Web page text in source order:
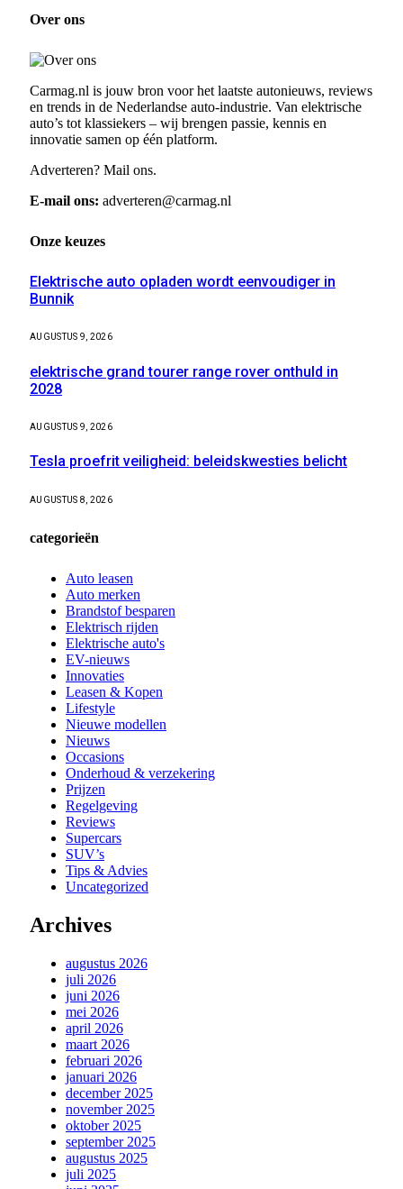
Over ons
Carmag.nl is jouw bron voor het laatste autonieuws, reviews
en trends in de Nederlandse auto-industrie. Van elektrische
auto’s tot klassiekers – wij brengen passie, kennis en
innovatie samen op één platform.
Adverteren? Mail ons.
E-mail ons: adverteren@carmag.nl
Onze keuzes
Elektrische auto opladen wordt eenvoudiger in
Bunnik
AUGUSTUS 9, 2026
elektrische grand tourer range rover onthuld in
2028
AUGUSTUS 9, 2026
Tesla proefrit veiligheid: beleidskwesties belicht
AUGUSTUS 8, 2026
categorieën
Auto leasen
Auto merken
Brandstof besparen
Elektrisch rijden
Elektrische auto's
EV-nieuws
Innovaties
Leasen & Kopen
Lifestyle
Nieuwe modellen
Nieuws
Occasions
Onderhoud & verzekering
Prijzen
Regelgeving
Reviews
Supercars
SUV’s
Tips & Advies
Uncategorized
Archives
augustus 2026
juli 2026
juni 2026
mei 2026
april 2026
maart 2026
februari 2026
januari 2026
december 2025
november 2025
oktober 2025
september 2025
augustus 2025
juli 2025